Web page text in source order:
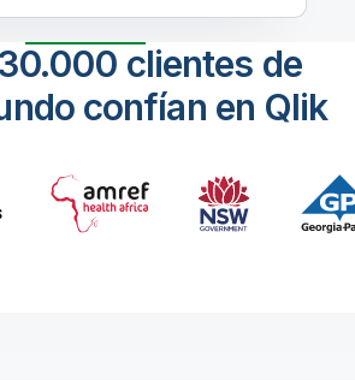
clientes de
confían en Qlik